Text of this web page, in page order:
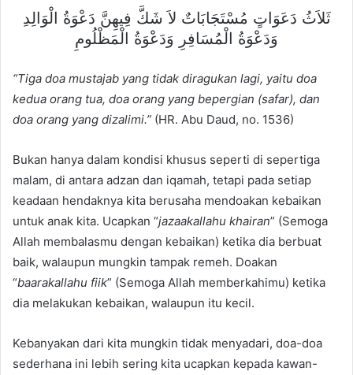
ثَلاَثُ دَعَوَاتٍ مُسْتَجَابَاتٌ لاَ شَكَّ فِيهِنَّ دَعْوَةُ الْوَالِدِ
وَدَعْوَةُ الْمُسَافِرِ وَدَعْوَةُ الْمَظْلُومِ
“Tiga doa mustajab yang tidak diragukan lagi, yaitu doa
kedua orang tua, doa orang yang bepergian (safar), dan
doa orang yang dizalimi.” (HR. Abu Daud, no. 1536)
Bukan hanya dalam kondisi khusus seperti di sepertiga
malam, di antara adzan dan iqamah, tetapi pada setiap
keadaan hendaknya kita berusaha mendoakan kebaikan
untuk anak kita. Ucapkan “jazaakallahu khairan” (Semoga
Allah membalasmu dengan kebaikan) ketika dia berbuat
baik, walaupun mungkin tampak remeh. Doakan
“baarakallahu fiik” (Semoga Allah memberkahimu) ketika
dia melakukan kebaikan, walaupun itu kecil.
Kebanyakan dari kita mungkin tidak menyadari, doa-doa
sederhana ini lebih sering kita ucapkan kepada kawan-